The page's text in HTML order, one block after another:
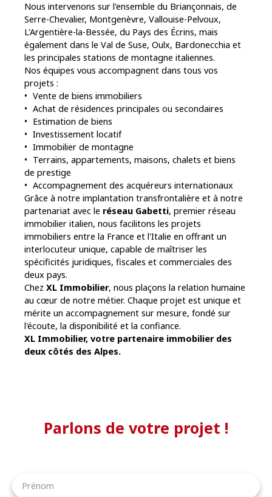
Nous intervenons sur l'ensemble du Briançonnais, de
Serre-Chevalier, Montgenèvre, Vallouise-Pelvoux,
L'Argentière-la-Bessée, du Pays des Écrins, mais
également dans le Val de Suse, Oulx, Bardonecchia et
les principales stations de montagne italiennes.
Nos équipes vous accompagnent dans tous vos
projets :
Vente de biens immobiliers
Achat de résidences principales ou secondaires
Estimation de biens
Investissement locatif
Immobilier de montagne
Terrains, appartements, maisons, chalets et biens
de prestige
Accompagnement des acquéreurs internationaux
Grâce à notre implantation transfrontalière et à notre
partenariat avec le réseau Gabetti, premier réseau
immobilier italien, nous facilitons les projets
immobiliers entre la France et l'Italie en offrant un
interlocuteur unique, capable de maîtriser les
spécificités juridiques, fiscales et commerciales des
deux pays.
Chez XL Immobilier, nous plaçons la relation humaine
au cœur de notre métier. Chaque projet est unique et
mérite un accompagnement sur mesure, fondé sur
l'écoute, la disponibilité et la confiance.
XL Immobilier, votre partenaire immobilier des
deux côtés des Alpes.
Parlons de votre projet !
Prénom